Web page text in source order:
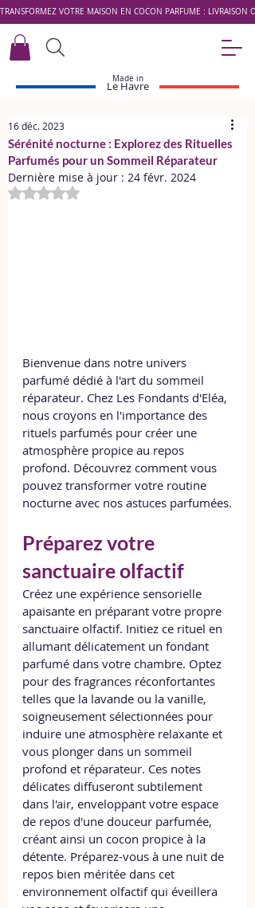
TRANSFORMEZ VOTRE MAISON EN COCON PARFUMÉ : LIVRAISON
Made in
Le Havre
Sérénité nocturne : Explorez des Rituelles
Parfumés pour un Sommeil Réparateur
16 déc. 2023
Dernière mise à jour : 24 févr. 2024
Noté NaN étoiles sur 5.
Bienvenue dans notre univers
parfumé dédié à l'art du sommeil
réparateur. Chez Les Fondants d'Eléa,
nous croyons en l'importance des
rituels parfumés pour créer une
atmosphère propice au repos
profond. Découvrez comment vous
pouvez transformer votre routine
nocturne avec nos astuces parfumées.
Préparez votre
sanctuaire olfactif
Créez une expérience sensorielle
apaisante en préparant votre propre
sanctuaire olfactif. Initiez ce rituel en
allumant délicatement un fondant
parfumé dans votre chambre. Optez
pour des fragrances réconfortantes
telles que la lavande ou la vanille,
soigneusement sélectionnées pour
induire une atmosphère relaxante et
vous plonger dans un sommeil
profond et réparateur. Ces notes
délicates diffuseront subtilement
dans l'air, enveloppant votre espace
de repos d'une douceur parfumée,
créant ainsi un cocon propice à la
détente. Préparez-vous à une nuit de
repos bien méritée dans cet
environnement olfactif qui éveillera